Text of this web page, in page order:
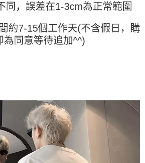
本服務)乃由恩沛科技股份有限公司(下稱 AFTEE )
話，收件人姓名、電話、收件地址)，將交付予
範圍內運用。關於 AFTEE 對於個人資料之蒐集、
官網之『個人資料蒐集、處理及利用告知聲明』
、利用有任何疑問，或欲行使相關法律權利，請聯
若您不同意我們將上開所示之個人資料，連同必
AFTEE ，或讓 AFTEE 蒐集處理利用您的個人資
同，誤差在1-3cm為正常範圍
約7-15個工作天(不含假日，購
為同意等待追加^^)